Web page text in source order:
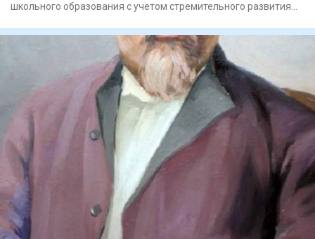
школьного образования с учетом стремительного развития